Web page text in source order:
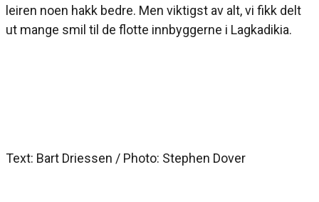
leiren noen hakk bedre. Men viktigst av alt, vi fikk delt
ut mange smil til de flotte innbyggerne i Lagkadikia.
Text: Bart Driessen / Photo: Stephen Dover